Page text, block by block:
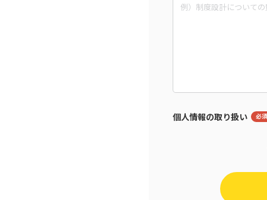
個人情報の取り扱い